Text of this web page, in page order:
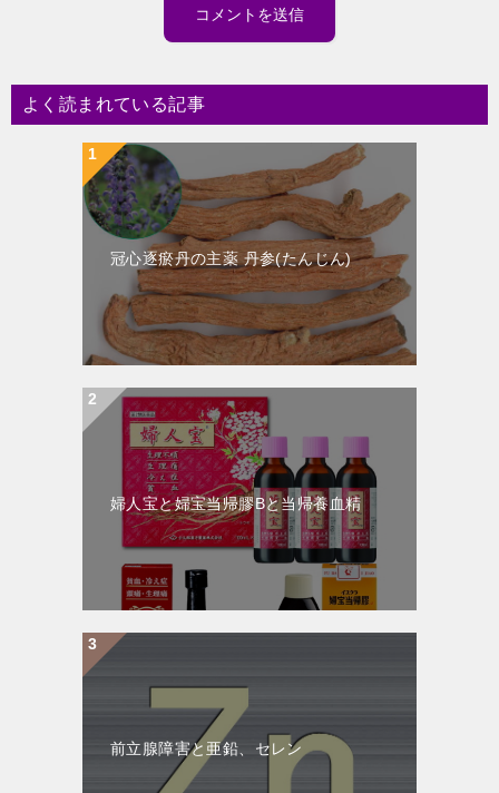
よく読まれている記事
冠心逐瘀丹の主薬 丹参(たんじん)
婦人宝と婦宝当帰膠Bと当帰養血精
前立腺障害と亜鉛、セレン